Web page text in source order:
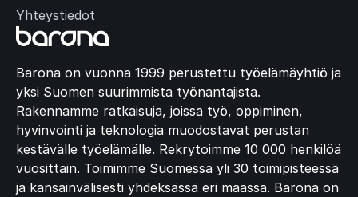
Barona on vuonna 1999 perustettu työelämäyhtiö ja
yksi Suomen suurimmista työnantajista.
Rakennamme ratkaisuja, joissa työ, oppiminen,
hyvinvointi ja teknologia muodostavat perustan
kestävälle työelämälle. Rekrytoimme 10 000 henkilöä
vuosittain. Toimimme Suomessa yli 30 toimipisteessä
ja kansainvälisesti yhdeksässä eri maassa. Barona on
Yhteystiedot